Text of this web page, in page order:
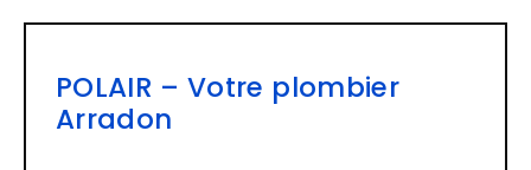
POLAIR – Votre plombier
Arradon